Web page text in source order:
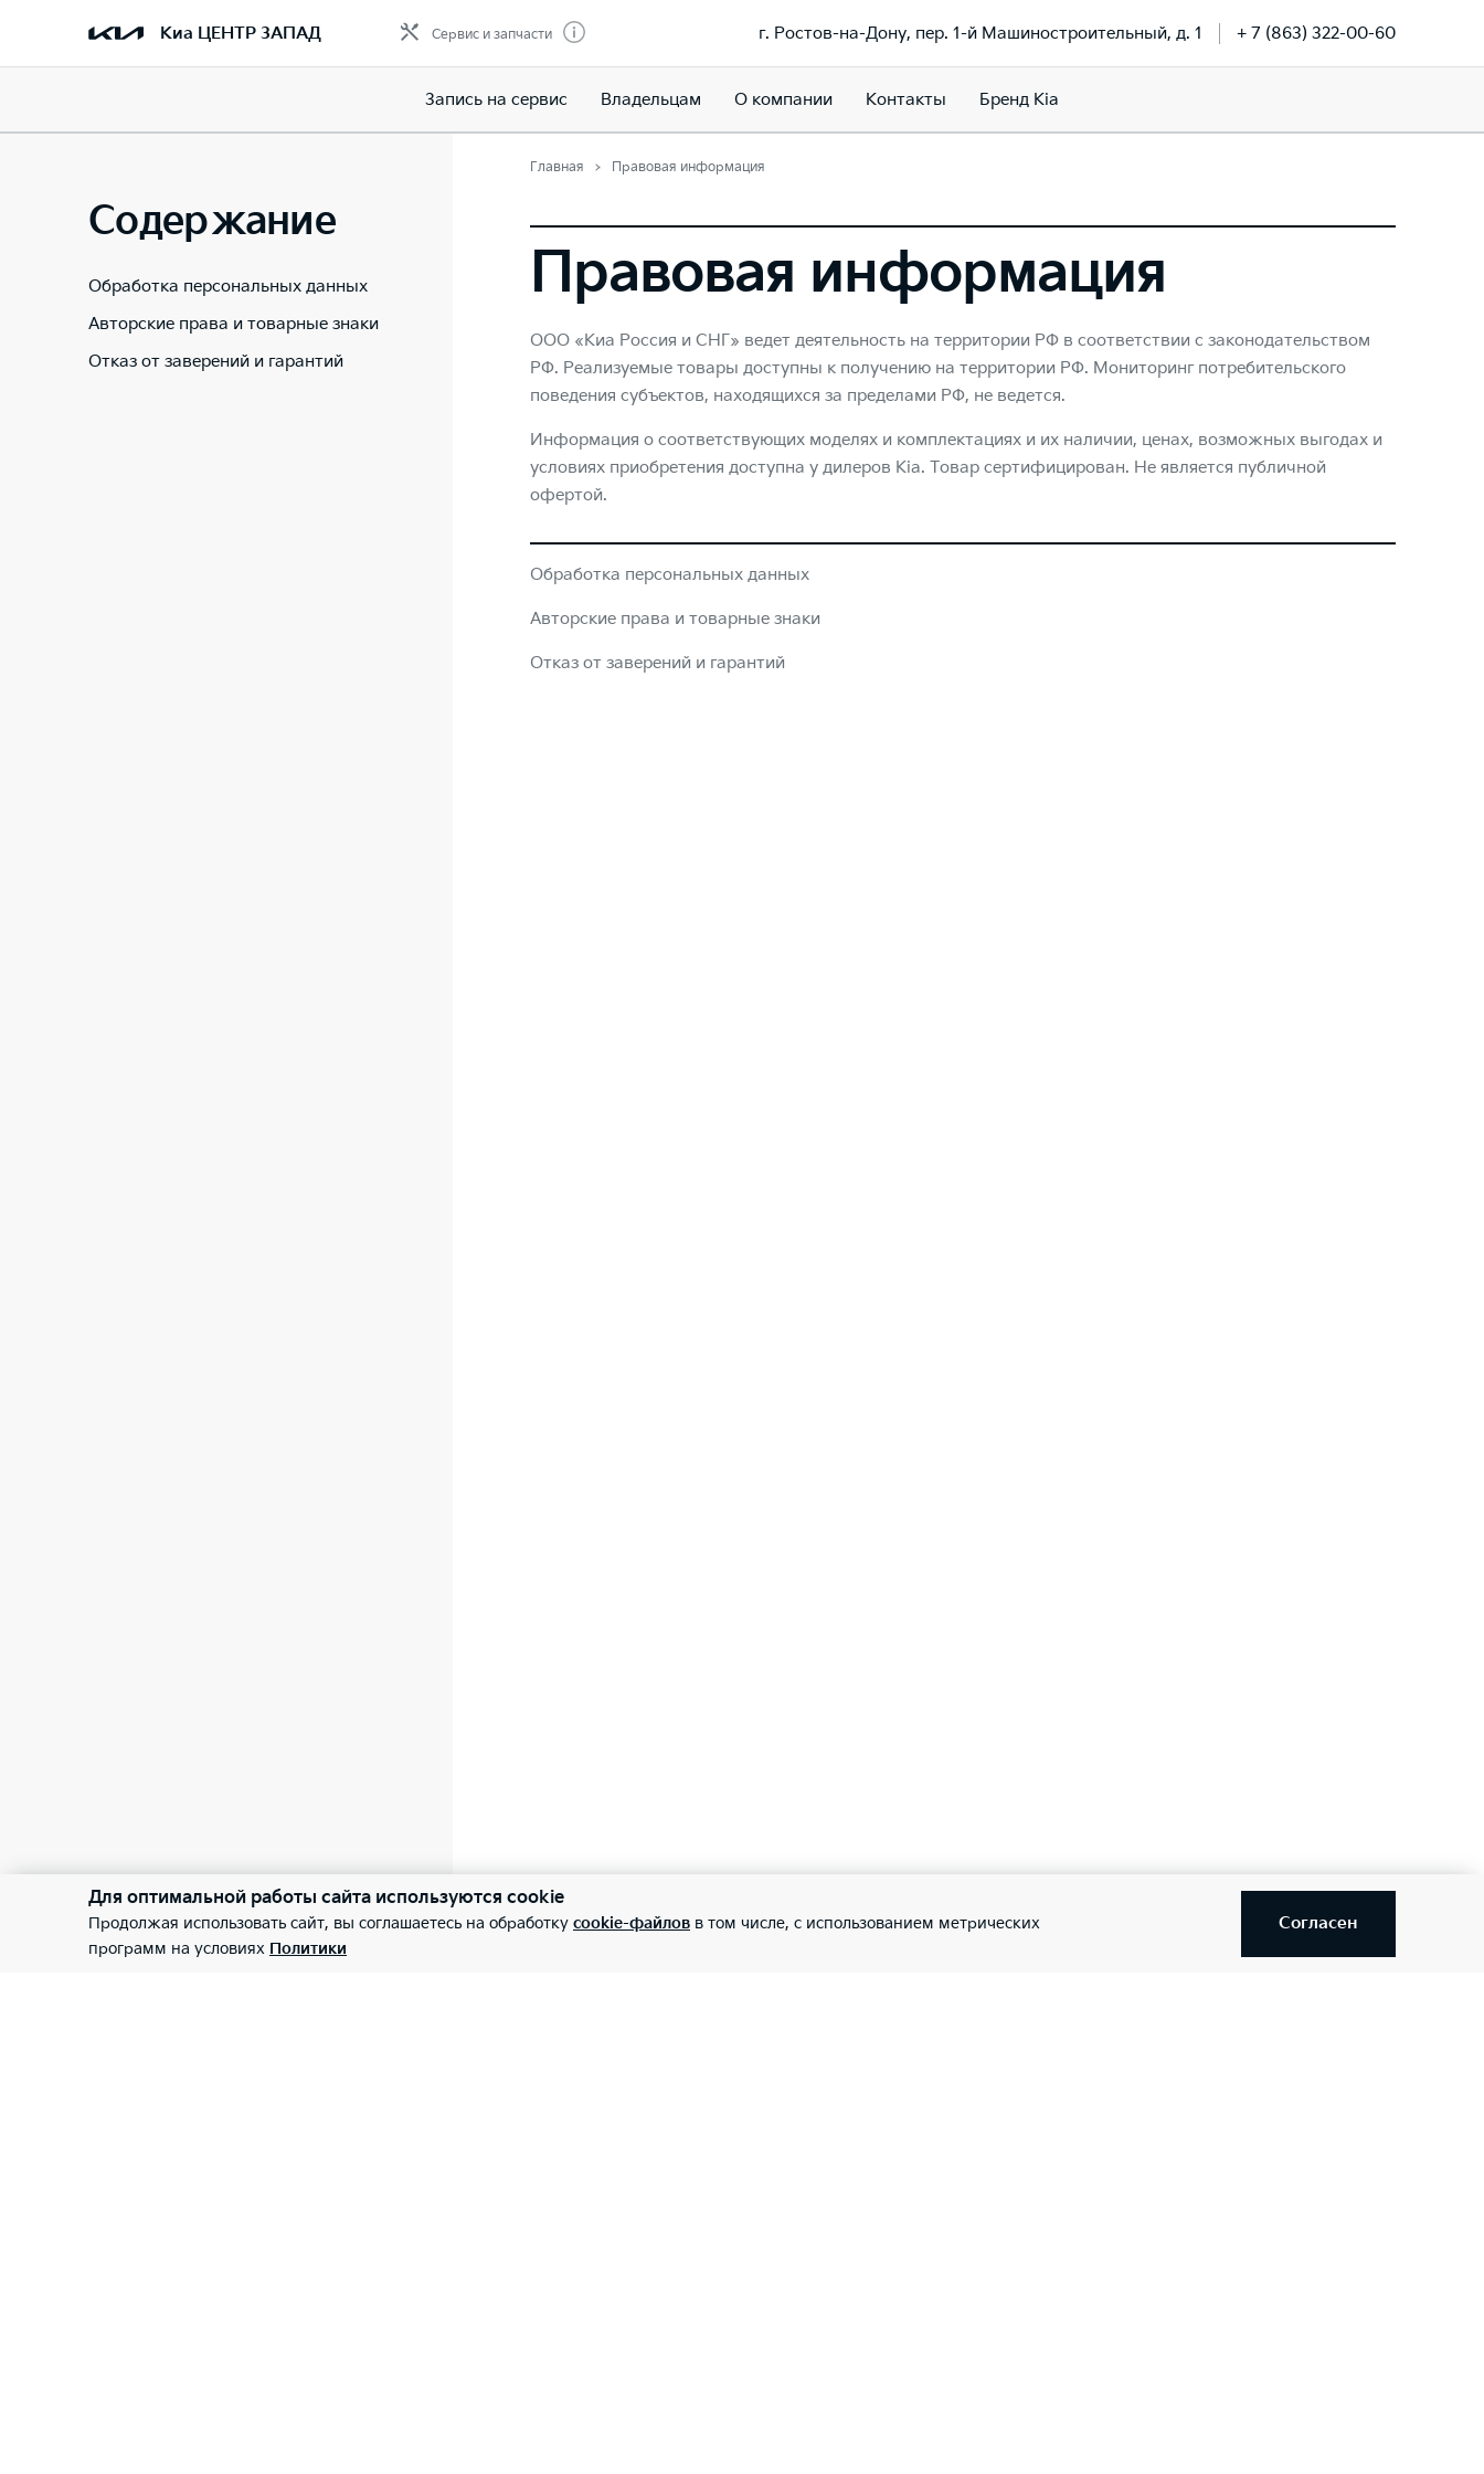
Киа ЦЕНТР ЗАПАД Сервис и запчасти г. Ростов-на-Дону, пер. 1-й Машиностроительный, д. 1 + 7 (863) 322-00-60
Запись на сервис Владельцам О компании Контакты Бренд Kia
Содержание
Обработка персональных данных
Авторские права и товарные знаки
Отказ от заверений и гарантий
Главная Правовая информация
Правовая информация
ООО «Киа Россия и СНГ» ведет деятельность на территории РФ в соответствии с законодательством
РФ. Реализуемые товары доступны к получению на территории РФ. Мониторинг потребительского
поведения субъектов, находящихся за пределами РФ, не ведется.
Информация о соответствующих моделях и комплектациях и их наличии, ценах, возможных выгодах и
условиях приобретения доступна у дилеров Kia. Товар сертифицирован. Не является публичной
офертой.
Обработка персональных данных
Авторские права и товарные знаки
Отказ от заверений и гарантий
Для оптимальной работы сайта используются cookie
Продолжая использовать сайт, вы соглашаетесь на обработку cookie-файлов в том числе, с использованием метрических
программ на условиях Политики
Согласен